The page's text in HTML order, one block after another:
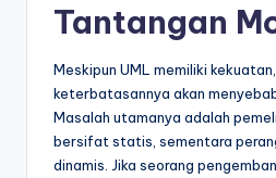
Tantangan
Meskipun UML memiliki
keterbatasannya akan
Masalah utamanya adalah
bersifat statis, sementara
dinamis. Jika seorang